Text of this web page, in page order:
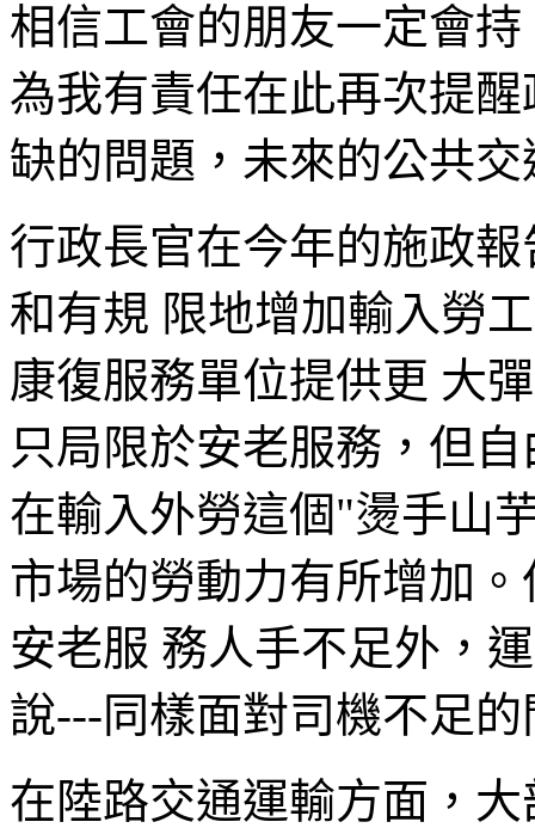
相信工會的朋友一定會
為我有責任在此再次提
缺的問題，未來的公共
行政長官在今年的施政
和有規 限地增加輸入勞
康復服務單位提供更 大
只局限於安老服務，但
在輸入外勞這個"燙手山
市場的勞動力有所增加
安老服 務人手不足外，
說---同樣面對司機不足的
在陸路交通運輸方面，